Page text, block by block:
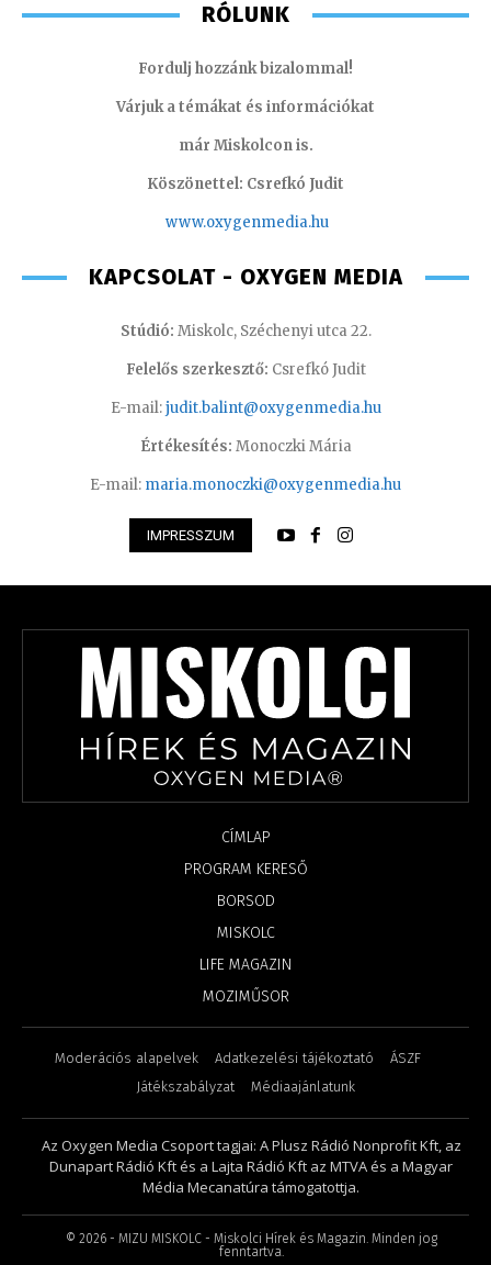
RÓLUNK
Fordulj hozzánk bizalommal!
Várjuk a témákat és információkat
már Miskolcon is.
Köszönettel: Csrefkó Judit
www.oxygenmedia.hu
KAPCSOLAT - OXYGEN MEDIA
Stúdió: Miskolc, Széchenyi utca 22.
Felelős szerkesztő: Csrefkó Judit
E-mail:judit.balint@oxygenmedia.hu
Értékesítés: Monoczki Mária
E-mail: maria.monoczki@oxygenmedia.hu
IMPRESSZUM
CÍMLAP
PROGRAM KERESŐ
BORSOD
MISKOLC
LIFE MAGAZIN
MOZIMŰSOR
Moderációs alapelvek Adatkezelési tájékoztató
ÁSZF
Játékszabályzat
Médiaajánlatunk
Az Oxygen Media Csoport tagjai: A Plusz Rádió Nonprofit Kft, az
Dunapart Rádió Kft és a Lajta Rádió Kft az MTVA és a Magyar
Média Mecanatúra támogatottja.
© 2026- MIZU MISKOLC - Miskolci Hírek és Magazin. Minden jog
fenntartva.